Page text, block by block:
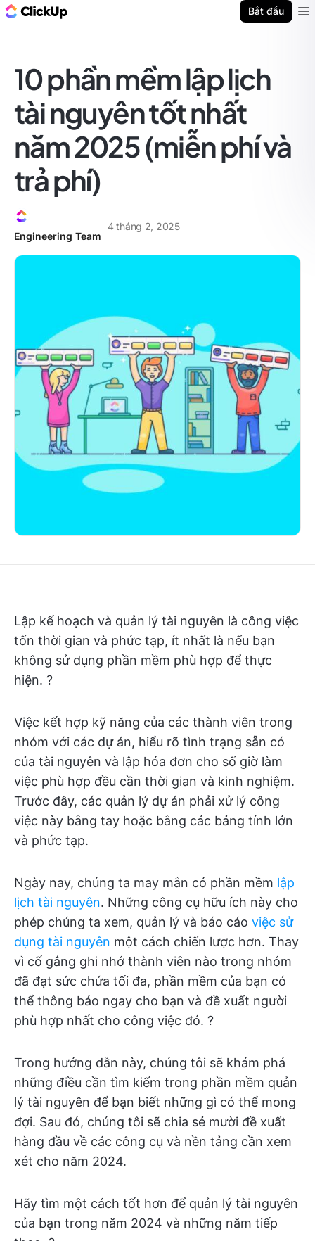
Bắt đầu
10 phần mềm lập lịch
tài nguyên tốt nhất
năm 2025 (miễn phí và
trả phí)
Engineering Team
4 tháng 2, 2025
Lập kế hoạch và quản lý tài nguyên là công việc
tốn thời gian và phức tạp, ít nhất là nếu bạn
không sử dụng phần mềm phù hợp để thực
hiện. ?
Việc kết hợp kỹ năng của các thành viên trong
nhóm với các dự án, hiểu rõ tình trạng sẵn có
của tài nguyên và lập hóa đơn cho số giờ làm
việc phù hợp đều cần thời gian và kinh nghiệm.
Trước đây, các quản lý dự án phải xử lý công
việc này bằng tay hoặc bằng các bảng tính lớn
và phức tạp.
Ngày nay, chúng ta may mắn có phần mềm lập
lịch tài nguyên. Những công cụ hữu ích này cho
phép chúng ta xem, quản lý và báo cáo việc sử
dụng tài nguyên một cách chiến lược hơn. Thay
vì cố gắng ghi nhớ thành viên nào trong nhóm
đã đạt sức chứa tối đa, phần mềm của bạn có
thể thông báo ngay cho bạn và đề xuất người
phù hợp nhất cho công việc đó. ?
Trong hướng dẫn này, chúng tôi sẽ khám phá
những điều cần tìm kiếm trong phần mềm quản
lý tài nguyên để bạn biết những gì có thể mong
đợi. Sau đó, chúng tôi sẽ chia sẻ mười đề xuất
hàng đầu về các công cụ và nền tảng cần xem
xét cho năm 2024.
Hãy tìm một cách tốt hơn để quản lý tài nguyên
của bạn trong năm 2024 và những năm tiếp